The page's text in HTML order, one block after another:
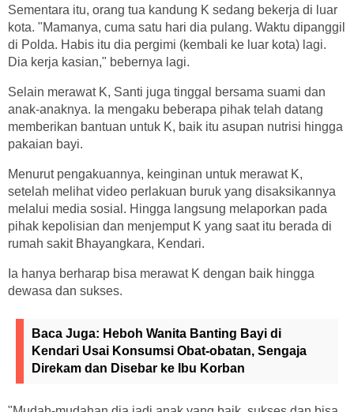
Sementara itu, orang tua kandung K sedang bekerja di luar
kota. "Mamanya, cuma satu hari dia pulang. Waktu dipanggil
di Polda. Habis itu dia pergimi (kembali ke luar kota) lagi.
Dia kerja kasian," bebernya lagi.
Selain merawat K, Santi juga tinggal bersama suami dan
anak-anaknya. Ia mengaku beberapa pihak telah datang
memberikan bantuan untuk K, baik itu asupan nutrisi hingga
pakaian bayi.
Menurut pengakuannya, keinginan untuk merawat K,
setelah melihat video perlakuan buruk yang disaksikannya
melalui media sosial. Hingga langsung melaporkan pada
pihak kepolisian dan menjemput K yang saat itu berada di
rumah sakit Bhayangkara, Kendari.
Ia hanya berharap bisa merawat K dengan baik hingga
dewasa dan sukses.
Baca Juga: Heboh Wanita Banting Bayi di
Kendari Usai Konsumsi Obat-obatan, Sengaja
Direkam dan Disebar ke Ibu Korban